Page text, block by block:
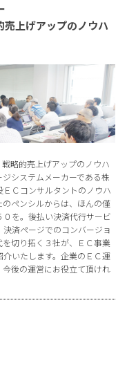
売上げアップのノウハ
略的売上げアップのノウハ
システムメーカーである株
Ｃコンサルタントのノウハ
ペンシルからは、ほんの僅
を。後払い決済代行サービ
済ページでのコンバージョ
切り拓く３社が、ＥＣ事業
いたします。企業のＥＣ運
後の運営にお役立て頂けれ